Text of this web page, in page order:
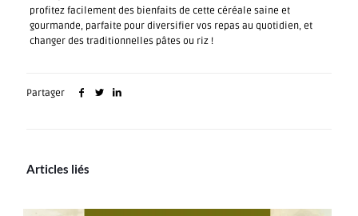
profitez facilement des bienfaits de cette céréale saine et
gourmande, parfaite pour diversifier vos repas au quotidien, et
changer des traditionnelles pâtes ou riz !
Partager
Articles liés